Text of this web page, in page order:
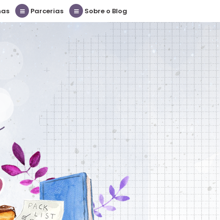
Parcerias Sobre o Blog